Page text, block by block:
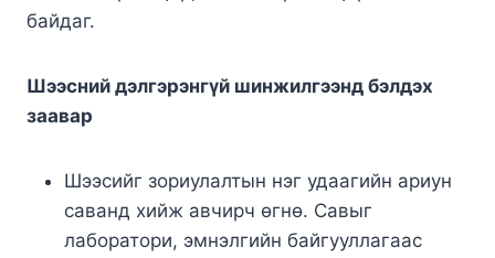
байдаг.
Шээсний дэлгэрэнгүй шинжилгээнд бэлдэх
заавар
Шээсийг зориулалтын нэг удаагийн ариун
саванд хийж авчирч өгнө. Савыг
лаборатори, эмнэлгийн байгууллагаас